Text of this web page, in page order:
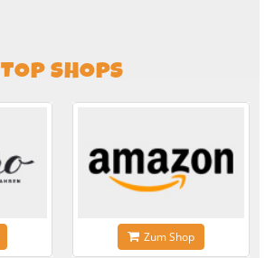
TOP SHOPS
Zum Shop